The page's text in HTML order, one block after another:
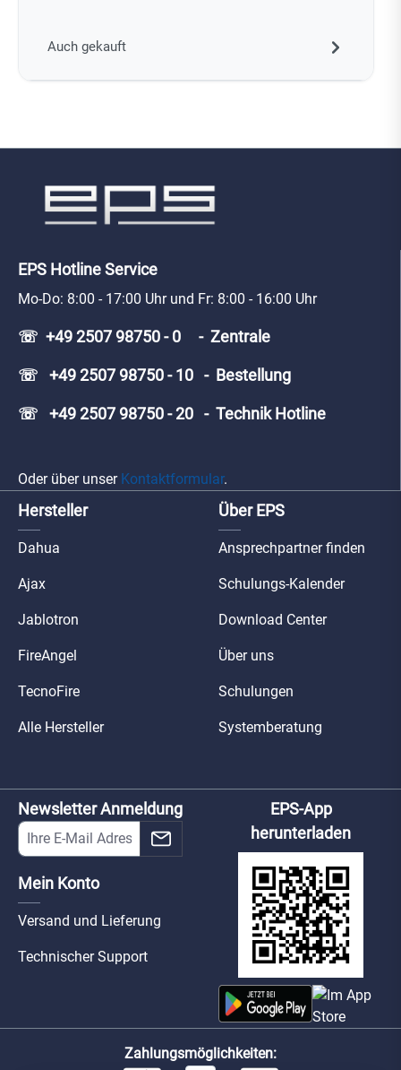
Auch gekauft
EPS Hotline Service
Mo-Do: 8:00 - 17:00 Uhr und Fr: 8:00 - 16:00 Uhr
☏ +49 2507 98750 - 0 - Zentrale
☏ +49 2507 98750 - 10 - Bestellung
☏ +49 2507 98750 - 20 - Technik Hotline
Oder über unser Kontaktformular.
Hersteller
Dahua
Ajax
Jablotron
FireAngel
TecnoFire
Alle Hersteller
Über EPS
Ansprechpartner finden
Schulungs-Kalender
Download Center
Über uns
Schulungen
Systemberatung
Newsletter Anmeldung
Mein Konto
Versand und Lieferung
Technischer Support
EPS-App
herunterladen
Zahlungsmöglichkeiten: